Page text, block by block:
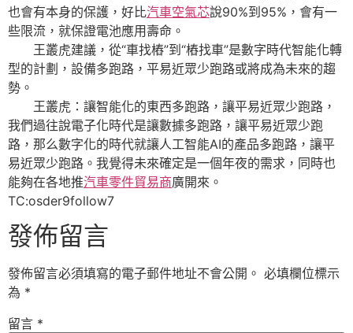
也會有本身的保護，好比汽車空氣芯說90%到95%，會有一
些限流，就保證電池應用壽命。
王叢虎建議，從“車找樁”到“樁找車”是數字時代智能化轉
型的計劃，設備多跑路，平易近眾少跑路或將成為未來的趨
勢。
王叢虎：讓智能化的東西多跑路，讓平易近眾少跑路，
我們過往說電子化時代是讓數據多跑路，讓平易近眾少跑
路，那么數字化的時代就讓人工智能AI的產品多跑路，讓平
易近眾少跑路。我覺得未來確定是一個年夜的需求，同時也
能夠在各地推汽車零件貿易商廣開來。
TC:osder9follow7
發佈留言
發佈留言必須填寫的電子郵件地址不會公開。 必填欄位標示
為 *
留言 *